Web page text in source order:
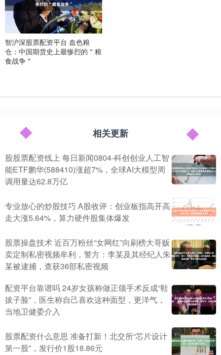
智沪深股票配资平台 血色粮
仓：中国期货史上最惨烈的＂粮
食战争＂
相关更新
股股票配资线上 每日新闻0804-科创创业人工智
能ETF鹏华(588410)涨超7%，全球AI大模型周
调用量达62.8万亿
专业放心的炒股技巧 A股收评：创业板指高开高
走大涨5.64%，算力硬件股集体爆发
股票操盘技术 近百万粉丝“女网红”向刷榜大哥贩
卖定制私密视频牟利，警方：李某及其经纪人朱
某被逮捕，查获36部私密视频
配资平台靠谱吗 24岁女孩称做正颌手术反成“鞋
拔子脸”，医生称自己喜欢这种面型，更洋气，
当地卫健委介入
股票配资什么意思 准备打新！北交所“芯片设计
第一股”，发行价1股18.86元